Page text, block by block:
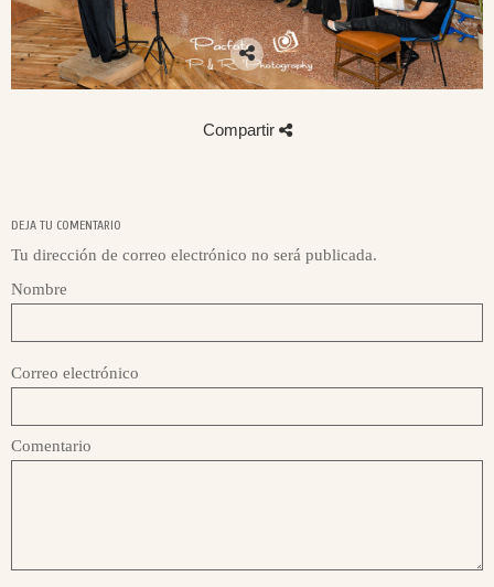
Compartir
DEJA TU COMENTARIO
Tu dirección de correo electrónico no será publicada.
Nombre
Correo electrónico
Comentario